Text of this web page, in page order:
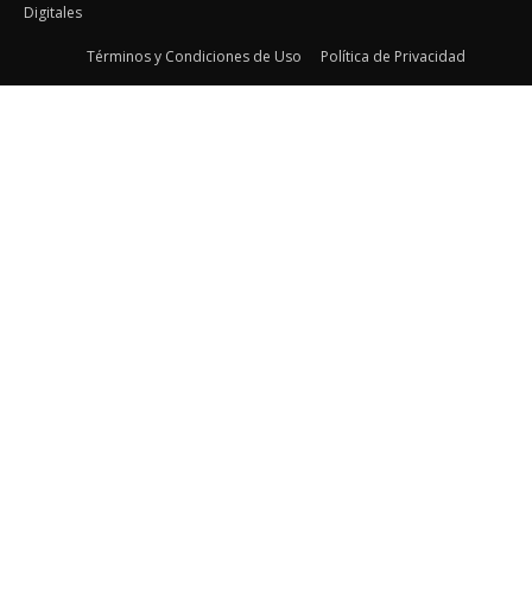
Digitales
Términos y Condiciones de Uso Política de Privacidad